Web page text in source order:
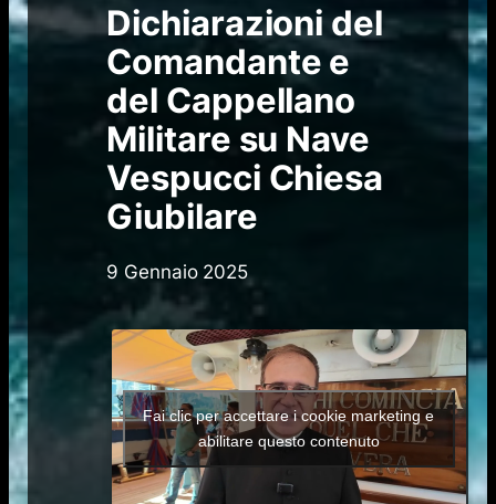
Dichiarazioni del
Comandante e
del Cappellano
Militare su Nave
Vespucci Chiesa
Giubilare
9 Gennaio 2025
Fai clic per accettare i cookie marketing e
abilitare questo contenuto